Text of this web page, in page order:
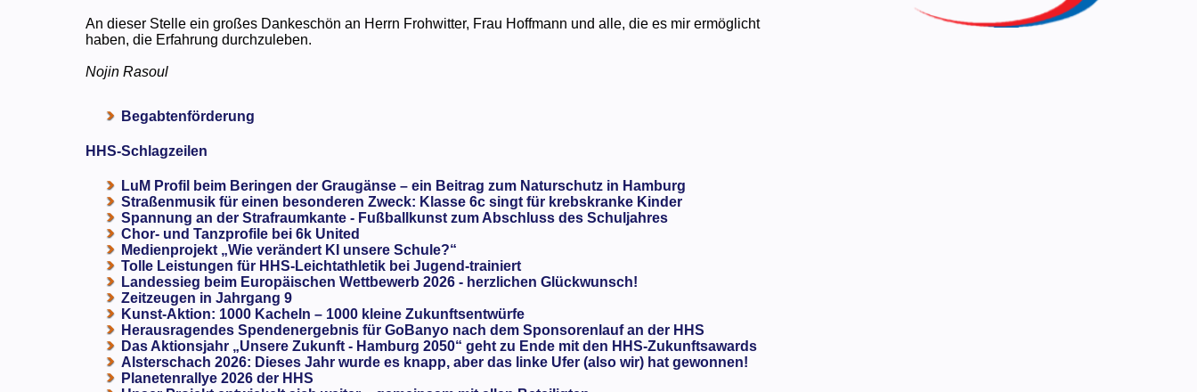
An dieser Stelle ein großes Dankeschön an Herrn Frohwitter, Frau Hoffmann und alle, die es mir ermöglicht
haben, die Erfahrung durchzuleben.
Nojin Rasoul
Begabtenförderung
HHS-Schlagzeilen
LuM Profil beim Beringen der Graugänse – ein Beitrag zum Naturschutz in Hamburg
Straßenmusik für einen besonderen Zweck: Klasse 6c singt für krebskranke Kinder
Spannung an der Strafraumkante - Fußballkunst zum Abschluss des Schuljahres
Chor- und Tanzprofile bei 6k United
Medienprojekt „Wie verändert KI unsere Schule?“
Tolle Leistungen für HHS-Leichtathletik bei Jugend-trainiert
Landessieg beim Europäischen Wettbewerb 2026 - herzlichen Glückwunsch!
Zeitzeugen in Jahrgang 9
Kunst-Aktion: 1000 Kacheln – 1000 kleine Zukunftsentwürfe
Herausragendes Spendenergebnis für GoBanyo nach dem Sponsorenlauf an der HHS
Das Aktionsjahr „Unsere Zukunft - Hamburg 2050“ geht zu Ende mit den HHS-Zukunftsawards
Alsterschach 2026: Dieses Jahr wurde es knapp, aber das linke Ufer (also wir) hat gewonnen!
Planetenrallye 2026 der HHS